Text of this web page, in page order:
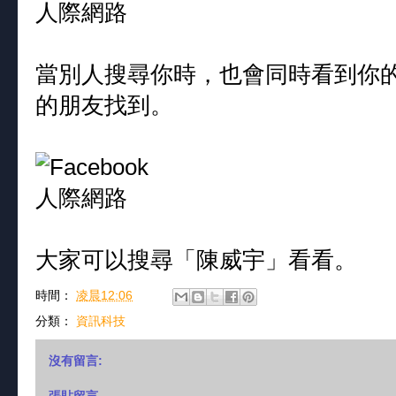
當別人搜尋你時，也會同時看到你
的朋友找到。
大家可以搜尋「陳威宇」看看。
時間： 凌晨12:06
分類： 資訊科技
沒有留言: